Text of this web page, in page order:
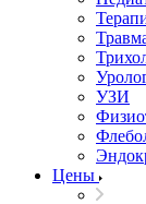
УЗИ
Цены